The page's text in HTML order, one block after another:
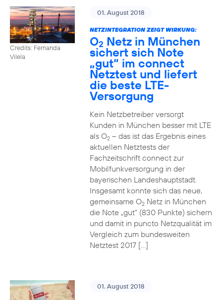
Credits: Fernanda
Vilela
01. August 2018
NETZINTEGRATION ZEIGT WIRKUNG:
O2 Netz in München
sichert sich Note
„gut“ im connect
Netztest und liefert
die beste LTE-
Versorgung
Kein Netzbetreiber versorgt
Kunden in München besser mit LTE
als O2– das ist das Ergebnis eines
aktuellen Netztests der
Fachzeitschrift connect zur
Mobilfunkversorgung in der
bayerischen Landeshauptstadt.
Insgesamt konnte sich das neue,
gemeinsame O2Netz in München
die Note „gut“ (830 Punkte) sichern
und damit in puncto Netzqualität im
Vergleich zum bundesweiten
Netztest 2017 […]
01. August 2018